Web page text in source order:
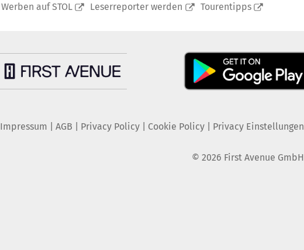
Werben auf STOL Leserreporter werden Tourentipps
Impressum AGB Privacy Policy| Cookie Policy| Privacy Einstellungen
© 2026 First Avenue GmbH